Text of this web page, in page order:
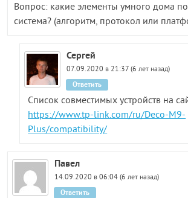
Вопрос: какие элементы умного дома
система? (алгоритм, протокол или
Сергей
07.09.2020 в 21:37 (6 лет назад)
Список совместимых устройств на
https://www.tp-link.com/ru/Deco-M9-
Plus/compatibility/
Ответить
Павел
14.09.2020 в 06:04 (6 лет назад)
Ответить